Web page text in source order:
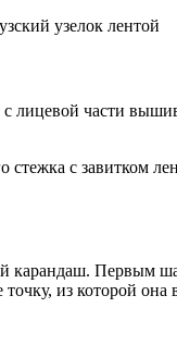
узелок лентой
части
с завитком
Первым
из которой